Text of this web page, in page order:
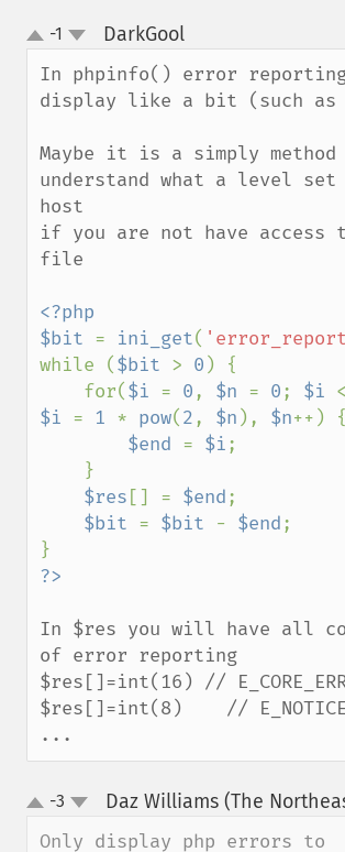
up
down
-1 DarkGool¶
In phpinfo() error
display like a bit (such as
Maybe it is a simply
understand what a level set
host
if you are not have access
file
<?php
$bit = ini_get(
while ($bit > 0 ) {
    for(
$i = 0, $n = 0; $i
$i = 1 * pow(2, $n ), $n++) {
$end = $i;
$res [] = $end;
$bit = $bit - $end;
In $res you will have all
of error reporting
$res[]=int(16) //
$res[]=int(8)    //
...
up-3 Daz Williams (The
Only display php errors to